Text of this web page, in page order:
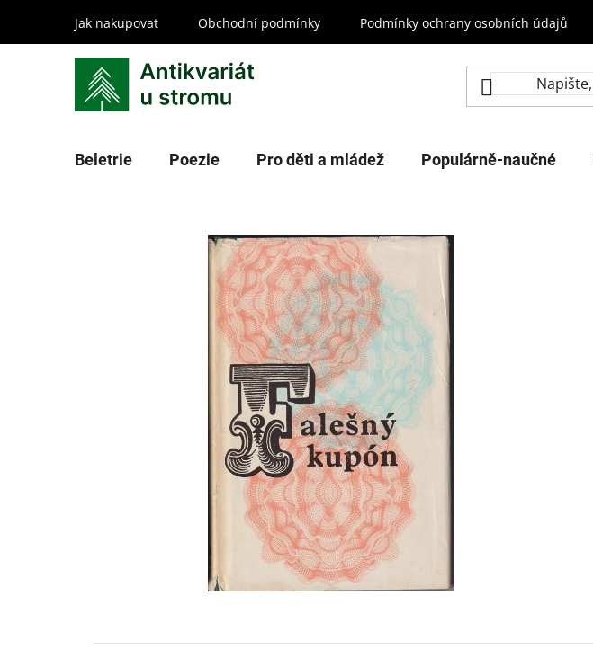
obsah
Jak nakupovat Obchodní podmínky Podmínky ochrany osobních údajů
Beletrie Poezie Pro děti a mládež Populárně-naučné